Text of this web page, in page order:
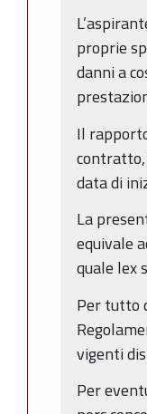
proprie
danni a
Il
data di
La
equivale
quale lex
Per tutto
vigenti
Per